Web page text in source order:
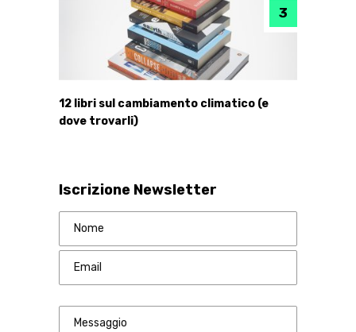
12 libri sul cambiamento climatico (e
dove trovarli)
Iscrizione Newsletter